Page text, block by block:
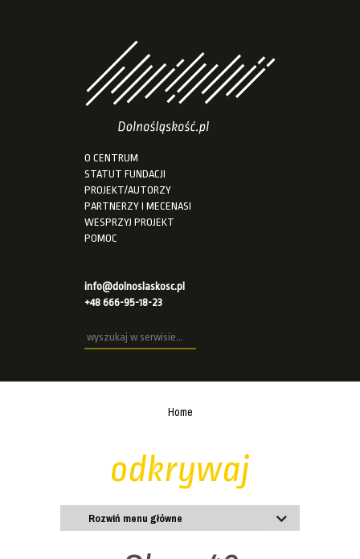
O CENTRUM
STATUT FUNDACJI
PROJEKT/AUTORZY
PARTNERZY I MECENASI
WESPRZYJ PROJEKT
POMOC
info@dolnoslaskosc.pl
+48 666-95-18-23
Home
odkrywaj
Rozwiń menu główne